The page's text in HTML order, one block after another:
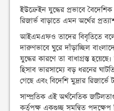
ইউক্রেইন যুদ্ধের প্রভাবে
রিজার্ভ বাড়াতে এমন অর্থের
আইএমএফও তাদের বিবৃতিতে
দারুণভাবে ঘুরে দাঁড়াচ্ছিল
যুদ্ধের কারণে তা বাধাগ্রস্ত
হিসাব ভারসাম্যে বড় ধরনের
গেছে এবং বিদেশি মুদ্রার রিজার্ভে
সাম্প্রতিক এই অর্থনৈতিক
কর্তৃপক্ষ একগুচ্ছ সমন্বিত পদক্ষেপ